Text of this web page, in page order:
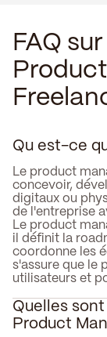
FAQ
Qu est-ce
Le product
concevoir,
digitaux ou
de l'entreprise
Le product
il définit la
coordonne les
s'assure que le
utilisateurs et
Quelles sont
Product